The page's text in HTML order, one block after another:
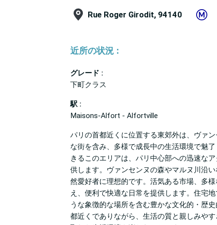
Rue Roger Girodit, 94140
近所の状況 :
グレード :
下町クラス
駅 :
Maisons-Alfort - Alfortville
パリの首都近くに位置する東郊外は、ヴァ
な街を含み、多様で成長中の生活環境で魅
きるこのエリアは、パリ中心部への迅速な
供します。ヴァンセンヌの森やマルヌ川沿
然愛好者に理想的です。活気ある市場、多
え、便利で快適な日常を提供します。住宅
うな象徴的な場所を含む豊かな文化的・歴
都近くでありながら、生活の質と親しみや